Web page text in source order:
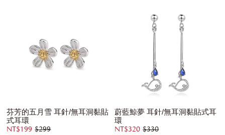
芬芳的五月雪 耳針/無耳洞黏貼
式耳環
NT$199 $299
蔚藍鯨夢 耳針/無耳洞黏貼式耳
環
NT$320 $330